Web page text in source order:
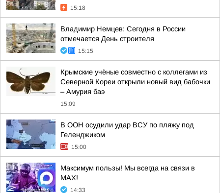
15:18
Владимир Немцев: Сегодня в России
отмечается День строителя
15:15
Крымские учёные совместно с коллегами из
Северной Кореи открыли новый вид бабочки
– Амурия баэ
15:09
В ООН осудили удар ВСУ по пляжу под
Геленджиком
15:00
Максимум пользы! Мы всегда на связи в
МАХ!
14:33